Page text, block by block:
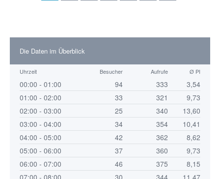
Die Daten im Überblick
Uhrzeit Besucher Aufrufe Ø PI
00:00 - 01:00 94 333
3,54
01:00 - 02:00
33 321
9,73
02:00 - 03:00
25 340
13,60
03:00 - 04:00
34 354
10,41
04:00 - 05:00
42 362
8,62
05:00 - 06:00
37 360
9,73
06:00 - 07:00
46 375
8,15
07:00 - 08:00
30 344
11,47